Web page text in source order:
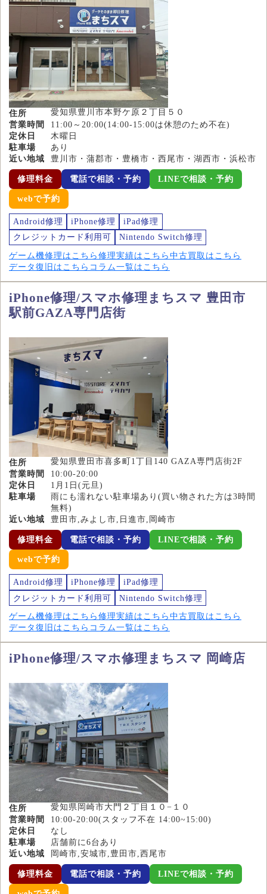
住所
愛知県豊川市本野ケ原２丁目５０
営業時間
11:00～20:00(14:00-15:00は休憩のため不在)
定休日
木曜日
駐車場
あり
近い地域
豊川市・蒲郡市・豊橋市・西尾市・湖西市・浜松市
修理料金 電話で相談・予約 LINEで相談・予約
webで予約
Android修理 iPhone修理
iPad修理
クレジットカード利用可
Nintendo Switch修理
ゲーム機修理はこちら 修理実績はこちら 中古買取はこちら
データ復旧はこちら コラム一覧はこちら
iPhone修理/スマホ修理まちスマ 豊田市
駅前GAZA専門店街
住所
愛知県豊田市喜多町1丁目140 GAZA専門店街2F
営業時間
10:00-20:00
定休日
1月1日(元旦)
駐車場
雨にも濡れない駐車場あり(買い物された方は3時間
無料)
近い地域
豊田市,みよし市,日進市,岡崎市
修理料金 電話で相談・予約 LINEで相談・予約
webで予約
Android修理 iPhone修理
iPad修理
クレジットカード利用可
Nintendo Switch修理
ゲーム機修理はこちら 修理実績はこちら 中古買取はこちら
データ復旧はこちら コラム一覧はこちら
iPhone修理/スマホ修理まちスマ 岡崎店
住所
愛知県岡崎市大門２丁目１０−１０
営業時間
10:00-20:00(スタッフ不在 14:00~15:00)
定休日
なし
駐車場
店舗前に6台あり
近い地域
岡崎市,安城市,豊田市,西尾市
修理料金 電話で相談・予約 LINEで相談・予約